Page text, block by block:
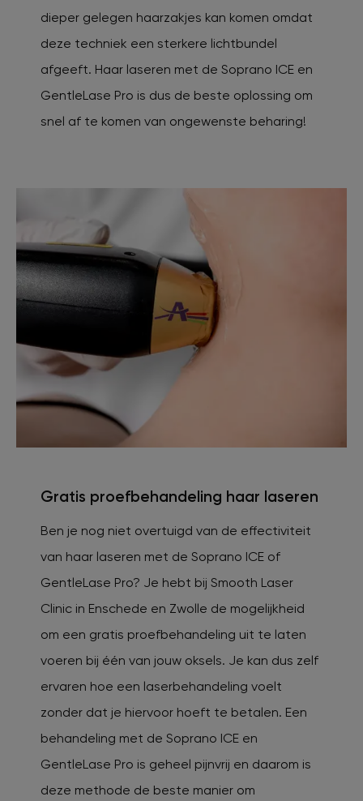
dieper gelegen haarzakjes kan komen omdat
deze techniek een sterkere lichtbundel
afgeeft. Haar laseren met de Soprano ICE en
GentleLase Pro is dus de beste oplossing om
snel af te komen van ongewenste beharing!
Gratis proefbehandeling haar laseren
Ben je nog niet overtuigd van de effectiviteit
van haar laseren met de Soprano ICE of
GentleLase Pro? Je hebt bij Smooth Laser
Clinic in Enschede en Zwolle de mogelijkheid
om een gratis proefbehandeling uit te laten
voeren bij één van jouw oksels. Je kan dus zelf
ervaren hoe een laserbehandeling voelt
zonder dat je hiervoor hoeft te betalen. Een
behandeling met de Soprano ICE en
GentleLase Pro is geheel pijnvrij en daarom is
deze methode de beste manier om